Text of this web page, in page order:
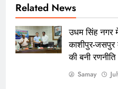
Related News
उधम सिंह नगर
काशीपुर-
की बनी रणनीति
Samay